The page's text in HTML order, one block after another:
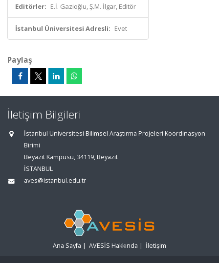
Editörler: E.İ. Gazioğlu, Ş.M. İlgar, Editör
İstanbul Üniversitesi Adresli: Evet
Paylaş
İletişim Bilgileri
İstanbul Üniversitesi Bilimsel Araştırma Projeleri Koordinasyon
Birimi
Beyazıt Kampüsü, 34119, Beyazıt
İSTANBUL
aves@istanbul.edu.tr
Ana Sayfa | AVESİS Hakkında | İletişim